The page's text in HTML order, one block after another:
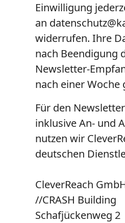
Einwilligung
an
widerrufen. Ihre
nach Beendigung
Newsletter-
nach einer Woche
Für den
inklusive An- und
nutzen wir
deutschen
CleverReach
//CRASH Building
Schafjückenweg 2